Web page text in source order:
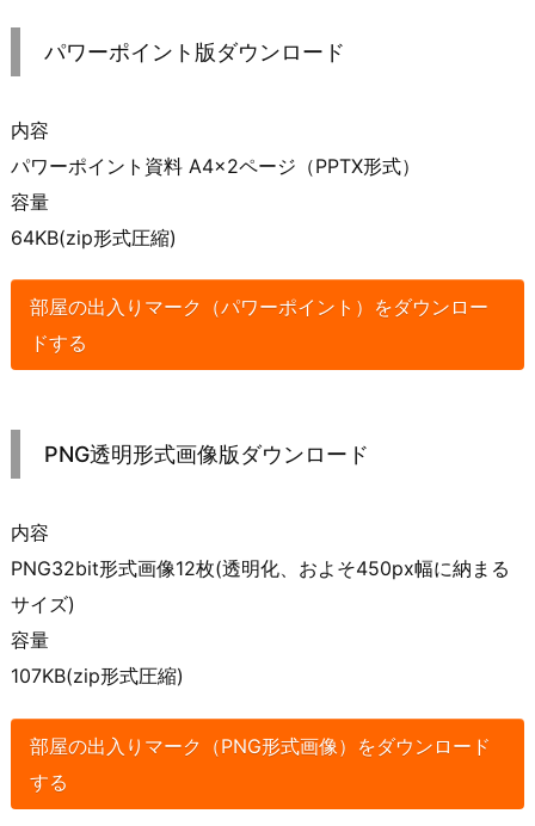
パワーポイント版ダウンロード
内容
パワーポイント資料 A4×2ページ（PPTX形式）
容量
64KB(zip形式圧縮)
部屋の出入りマーク（パワーポイント）をダウンロー
ドする
PNG透明形式画像版ダウンロード
内容
PNG32bit形式画像12枚(透明化、およそ450px幅に納まる
サイズ)
容量
107KB(zip形式圧縮)
部屋の出入りマーク（PNG形式画像）をダウンロード
する